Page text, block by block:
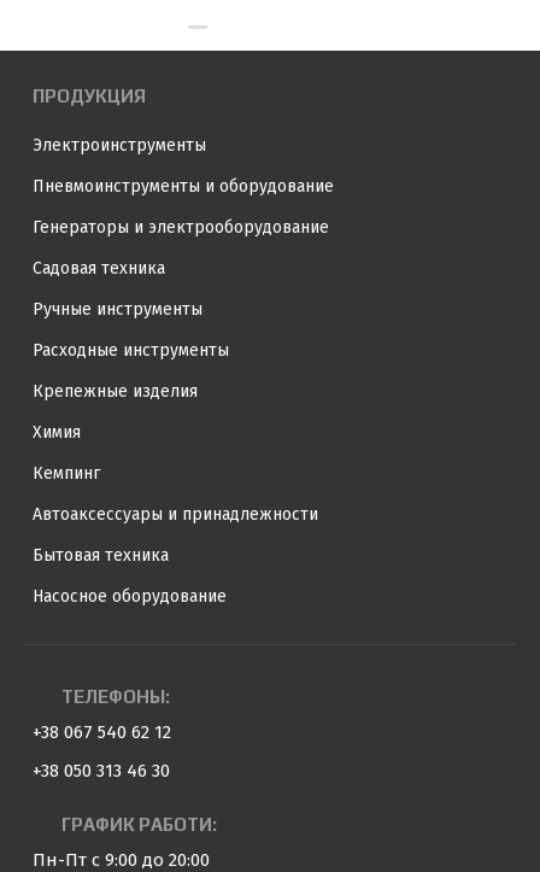
ПРОДУКЦИЯ
Электроинструменты
Пневмоинструменты и оборудование
Генераторы и электрооборудование
Садовая техника
Ручные инструменты
Расходные инструменты
Крепежные изделия
Химия
Кемпинг
Автоаксессуары и принадлежности
Бытовая техника
Насосное оборудование
ТЕЛЕФОНЫ:
+38 067 540 62 12
+38 050 313 46 30
ГРАФИК РАБОТИ:
Пн-Пт с 9:00 до 20:00